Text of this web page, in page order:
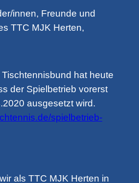
innen, Freunde und
TTC MJK Herten,
hat heute
der Spielbetrieb vorerst
ausgesetzt wird.
spielbetrieb-
als TTC MJK Herten in